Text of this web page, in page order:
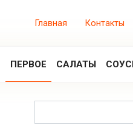
Главная Контакты
ПЕРВОЕ САЛАТЫ